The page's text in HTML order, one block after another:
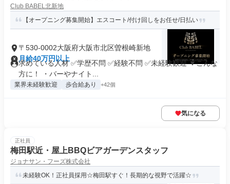
Club BABEL北新地
【オープニング募集開始】エスコート/付け回しをお任せ/日払い
〒530-0002大阪府大阪市北区曽根崎新地
月給40万円以上
求めている人材 ✅学歴不問 ✅経験不問 ✅未経験歓迎 ▼こんな
方に！ ・バーやナイト...
業界未経験歓迎 歩合給あり +42個
気になる
正社員
梅田駅近・屋上BBQビアガーデンスタッフ
ジョナサン・フーズ株式会社
未経験OK！正社員採用☆梅田駅すぐ！長期的な視野で活躍☆